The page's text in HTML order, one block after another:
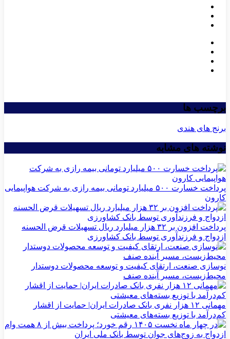
برچسب ها
برنج های هندی
نوشته های مشابه
پرداخت خسارت ۵۰۰ میلیارد تومانی بیمه رازی به شرکت هواپیمایی
کارون
پرداخت افزون بر ۳۲ هزار میلیارد ریال تسهیلات قرض الحسنه
ازدواج و فرزندآوری توسط بانک کشاورزی
نوسازی صنعت، ارتقای کیفیت و توسعه محصولات دوستدار
محیط‌زیست، مسیر آینده صنف
مهمانی ۱۲ هزار نفری بانک صادرات ایران| حمایت از اقشار
کم‌درآمد با توزیع بسته‌های معیشتی